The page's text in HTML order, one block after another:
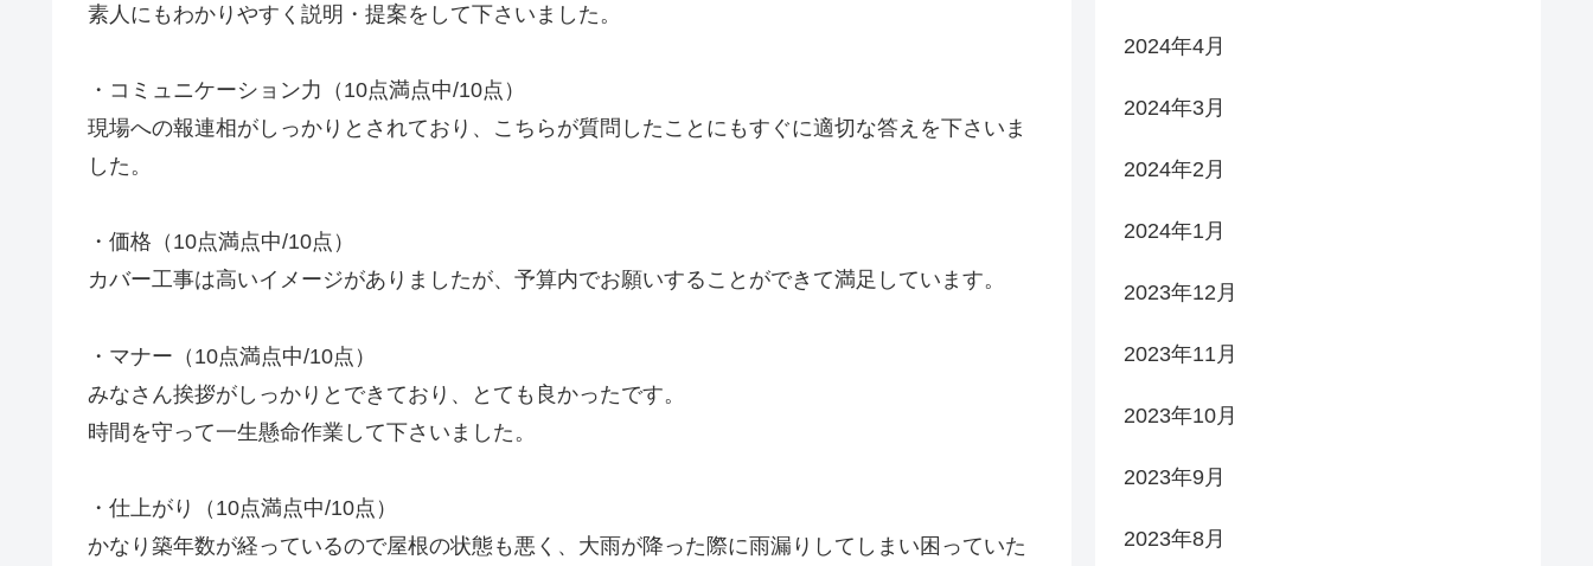
素人にもわかりやすく説明・提案をして下さいました。
・コミュニケーション力（10点満点中/10点）
現場への報連相がしっかりとされており、こちらが質問したことにもすぐに適切な答えを下さいま
した。
・価格（10点満点中/10点）
カバー工事は高いイメージがありましたが、予算内でお願いすることができて満足しています。
・マナー（10点満点中/10点）
みなさん挨拶がしっかりとできており、とても良かったです。
時間を守って一生懸命作業して下さいました。
・仕上がり（10点満点中/10点）
かなり築年数が経っているので屋根の状態も悪く、大雨が降った際に雨漏りしてしまい困っていた
2024年4月
2024年3月
2024年2月
2024年1月
2023年12月
2023年11月
2023年10月
2023年9月
2023年8月